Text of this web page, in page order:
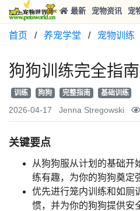
最新 宠物资讯 宠
首页 / 养宠学堂 / 宠物训练
狗狗训练完全指南
训练 狗狗 完整指南 基础训练
2026-04-17 Jenna Stregowski
关键要点
从狗狗服从计划的基础开
练有趣，为你的狗狗奠定
优先进行笼内训练和如厕
惯，并为你的狗狗提供安